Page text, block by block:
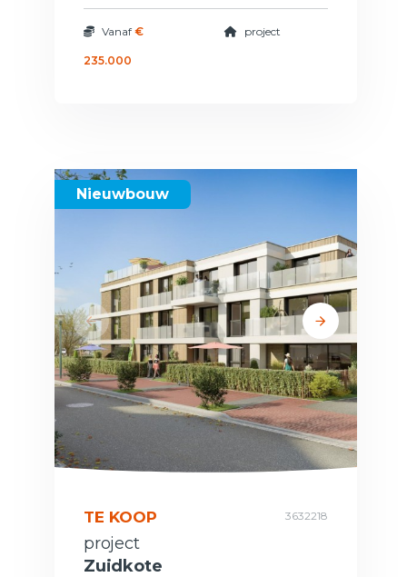
Vanaf €
235.000
project
Nieuwbouw
TE KOOP 3632218
project
Zuidkote